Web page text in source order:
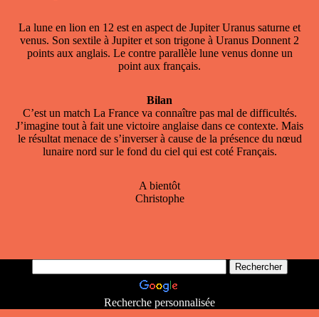
La lune en lion en 12 est en aspect de Jupiter Uranus saturne et
venus. Son sextile à Jupiter et son trigone à Uranus Donnent 2
points aux anglais. Le contre parallèle lune venus donne un
point aux français.
Bilan
C’est un match La France va connaître pas mal de difficultés.
J’imagine tout à fait une victoire anglaise dans ce contexte. Mais
le résultat menace de s’inverser à cause de la présence du nœud
lunaire nord sur le fond du ciel qui est coté Français.
A bientôt
Christophe
Recherche personnalisée